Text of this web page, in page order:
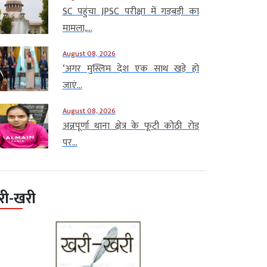
SC पहुंचा JPSC परीक्षा में गड़बड़ी का
मामला,...
August 08, 2026
‘अगर मुस्लिम देश एक साथ खड़े हो
जाएं...
August 08, 2026
अन्नपूर्णा थाना क्षेत्र के फूटी कोठी रोड
पर...
खरी